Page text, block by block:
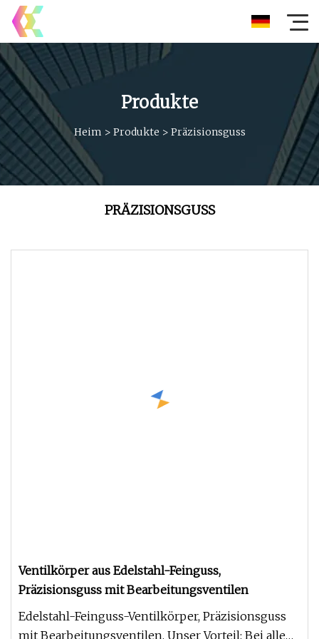
Produkte
Heim > Produkte > Präzisionsguss
PRÄZISIONSGUSS
Ventilkörper aus Edelstahl-Feinguss,
Präzisionsguss mit Bearbeitungsventilen
Edelstahl-Feinguss-Ventilkörper, Präzisionsguss
mit Bearbeitungsventilen. Unser Vorteil: Bei allen